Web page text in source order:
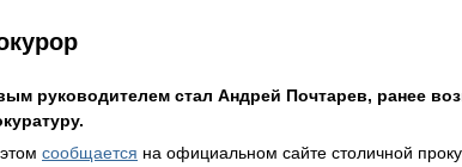
руководителем стал Андрей Почтарев, ранее
сообщается на официальном сайте столичной